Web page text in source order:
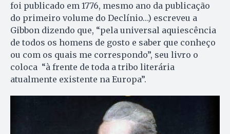
foi publicado em 1776, mesmo ano da publicação
do primeiro volume do Declínio…) escreveu a
Gibbon dizendo que, “pela universal aquiescência
de todos os homens de gosto e saber que conheço
ou com os quais me correspondo”, seu livro o
coloca “à frente de toda a tribo literária
atualmente existente na Europa”.